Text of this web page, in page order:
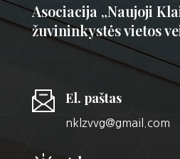
Asociacija „Naujoji
žuvininkystės vietos
El. paštas
nklzvvg@gmail.com